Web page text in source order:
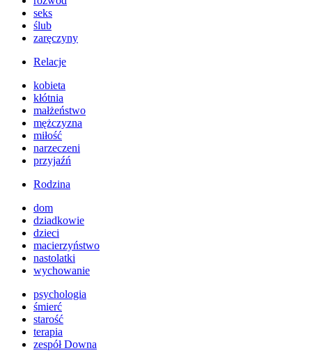
seks
ślub
zaręczyny
Relacje
kobieta
kłótnia
małżeństwo
mężczyzna
miłość
narzeczeni
przyjaźń
Rodzina
dom
dziadkowie
dzieci
macierzyństwo
nastolatki
wychowanie
psychologia
śmierć
starość
terapia
zespół Downa